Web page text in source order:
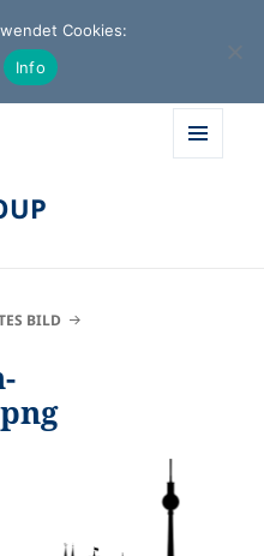
BILD
Cookies:
Info